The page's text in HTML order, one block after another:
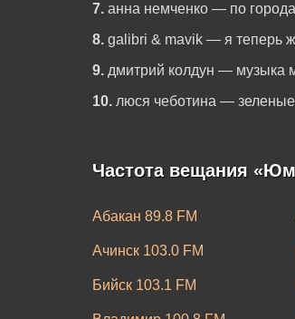
7. анна немченко — по
8. galibri & mavik — я теперь
9. дмитрий колдун — музыка
10. люся чеботина — зеленые
Частота вещания
Абакан 89.8 FM
Ачинск 103.0 FM
Бийск 103.1 FM